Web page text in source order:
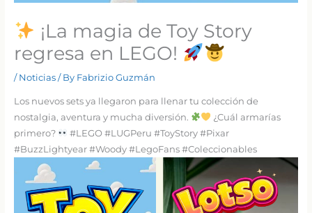
¡La magia de Toy Story
regresa en LEGO!
/ Noticias/ By Fabrizio Guzmán
Los nuevos sets ya llegaron para llenar tu colección de
nostalgia, aventura y mucha diversión.
¿Cuál armarías
primero?
#LEGO #LUGPeru #ToyStory #Pixar
#BuzzLightyear #Woody #LegoFans #Coleccionables